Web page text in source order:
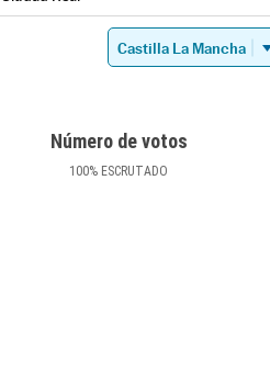
Número de votos
100% ESCRUTADO